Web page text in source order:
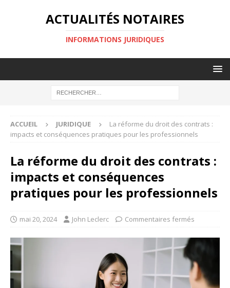
ACTUALITÉS NOTAIRES
INFORMATIONS JURIDIQUES
ACCUEIL JURIDIQUE
La réforme du droit des contrats :
impacts et conséquences pratiques pour les professionnels
La réforme du droit des contrats :
impacts et conséquences
pratiques pour les professionnels
mai 20, 2024 John Leclerc Commentaires fermés